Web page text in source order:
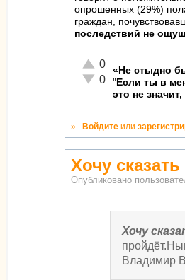
опрошенных (29%)
граждан,
последствий не
Отлично!
0
Неадекватно!
0
—
«Не стыдно
" Если ты в
это не
» Войдите или
Хочу
Опубликовано
Хочу
Владимир